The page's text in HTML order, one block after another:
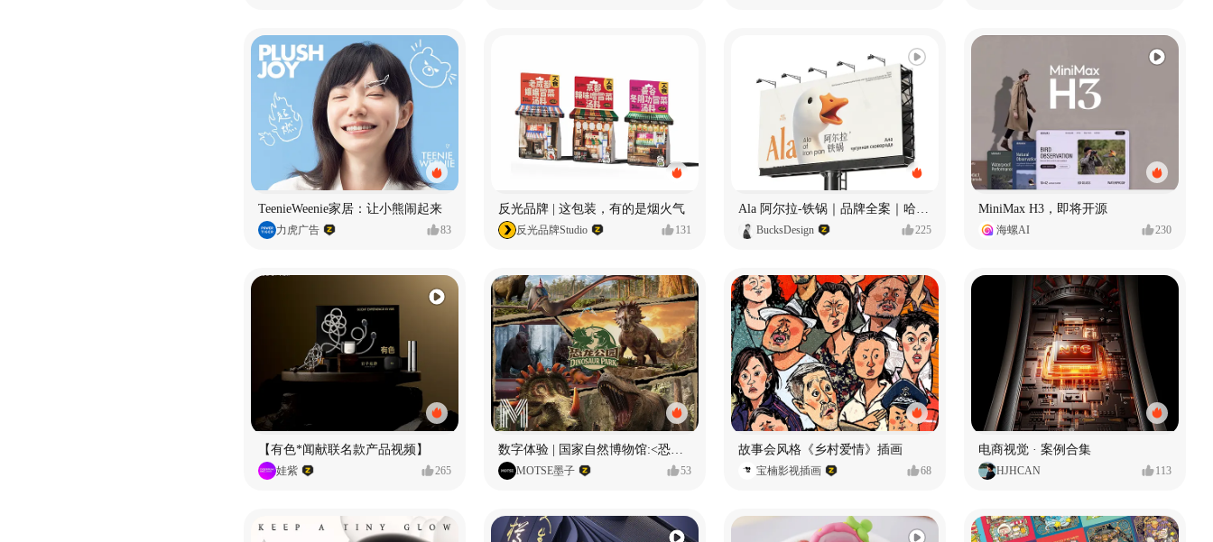
TeenieWeenie家居：让小熊闹起来
力虎广告 83
反光品牌 | 这包装，有的是烟火气
反光品牌Studio 131
Ala 阿尔拉-铁锅｜品牌全案｜哈尔滨
BucksDesign 225
MiniMax H3，即将开源
海螺AI 230
【有色*闻献联名款产品视频】
娃紫 265 MOTSE墨子 53
故事会风格《乡村爱情》插画
宝楠影视插画 68
电商视觉 · 案例合集
HJHCAN 113